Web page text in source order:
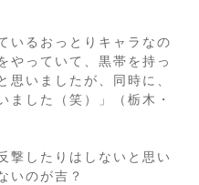
いるおっとりキャラなの
やっていて、黒帯を持っ
思いましたが、同時に、
ました（笑）」（栃木・
したりはしないと思い
いのが吉？